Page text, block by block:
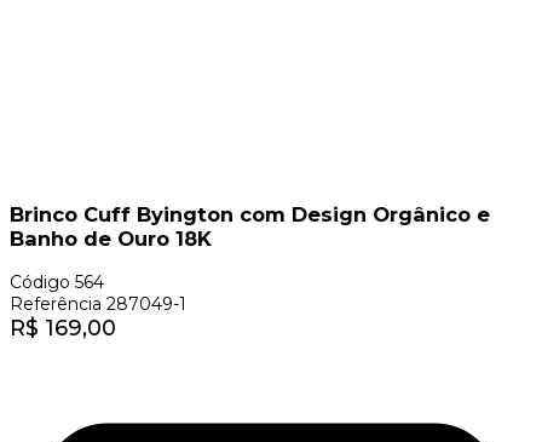
Brinco Cuff Byington com Design Orgânico e
Banho de Ouro 18K
Código 564
Referência 287049-1
R$ 169,00